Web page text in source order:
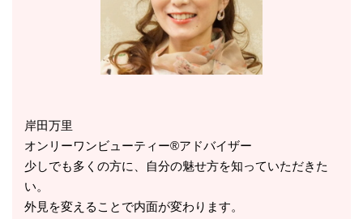
岸田万里
オンリーワンビューティー®アドバイザー
少しでも多くの方に、自分の魅せ方を知っていただきた
い。
外見を変えることで内面が変わります。